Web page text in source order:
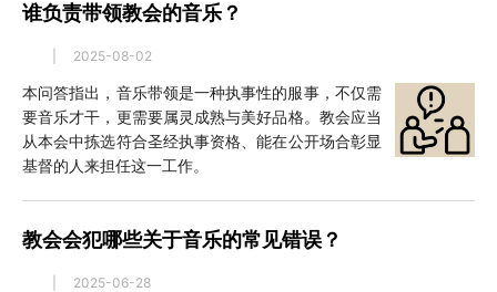
越南语
意大利语
阿尔巴尼亚语
谁负责带领教会的音乐？
2025-08-02
本问答指出，音乐带领是一种执事性的服事，不仅需
要音乐才干，更需要属灵成熟与美好品格。教会应当
从本会中拣选符合圣经执事资格、能在公开场合彰显
基督的人来担任这一工作。
教会会犯哪些关于音乐的常见错误？
2025-06-28